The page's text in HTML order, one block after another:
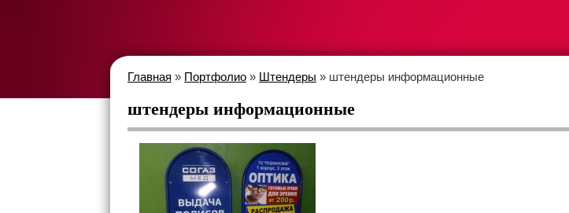
Главная » Портфолио » Штендеры » штендеры информационные
штендеры информационные